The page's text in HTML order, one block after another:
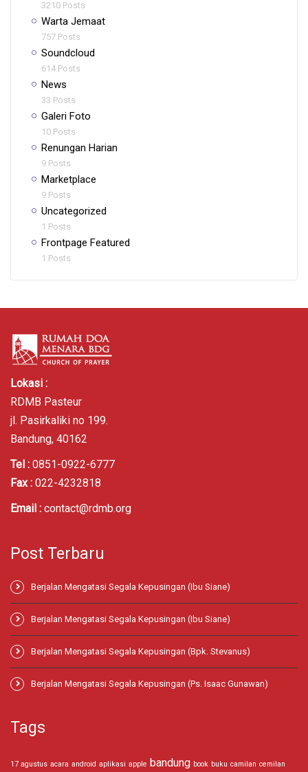
3210 Posts
Warta Jemaat
757 Posts
Soundcloud
614 Posts
News
33 Posts
Galeri Foto
10 Posts
Renungan Harian
9 Posts
Marketplace
9 Posts
Uncategorized
1 Posts
Frontpage Featured
1 Posts
Lokasi :
RDMB Pasteur
jl. Pasirkaliki no 199.
Bandung, 40162
Tel : 0851-0922-6777
Fax : 022-4232818
Email : contact@rdmb.org
Post Terbaru
Berjalan Mengatasi Segala Kepusingan (Ibu Siane)
Berjalan Mengatasi Segala Kepusingan (Ibu Siane)
Berjalan Mengatasi Segala Kepusingan (Bpk. Stevanus)
Berjalan Mengatasi Segala Kepusingan (Ps. Isaac Gunawan)
Tags
17 agustus acara android aplikasi apple bandung book buku camilan cemilan